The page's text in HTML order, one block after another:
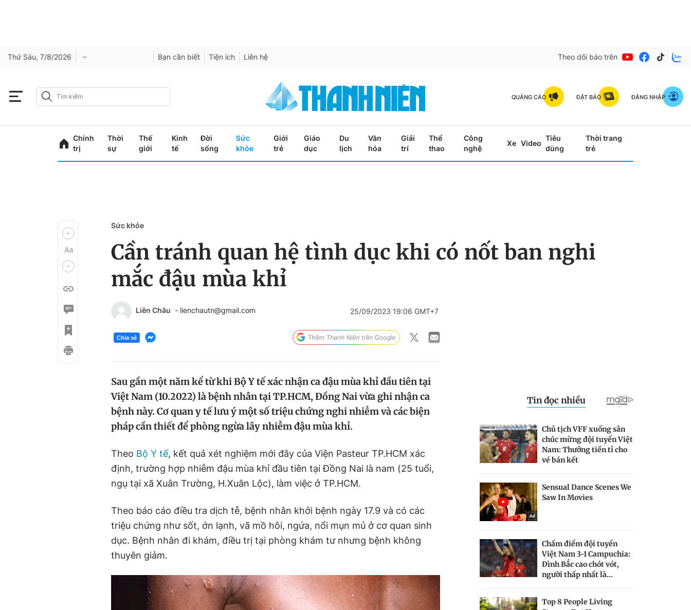
Thứ Sáu, 7/8/2026 Bạn cần biết Tiện ích Liên hệ Theo dõi báo trên
QUẢNG CÁO ĐẶT BÁO ĐĂNG NHẬP
Chính
trị
Thời
sự
Thế
giới
Kinh
tế
Đời
sống
Sức
khỏe
Giới
trẻ
Giáo
dục
Du
lịch
Văn
hóa
Giải
trí
Thể
thao
Công
nghệ
Xe Video
Tiêu
dùng
Thời trang
trẻ
Sức khỏe
Cần tránh quan hệ tình dục khi có nốt ban nghi
mắc đậu mùa khỉ
Liên Châu - lienchautn@gmail.com 25/09/2023 19:06 GMT+7
Chia sẻ
Sau gần một năm kể từ khi Bộ Y tế xác nhận ca đậu mùa khỉ đầu tiên tại
Việt Nam (10.2022) là bệnh nhân tại TP.HCM, Đồng Nai vừa ghi nhận ca
bệnh này. Cơ quan y tế lưu ý một số triệu chứng nghi nhiễm và các biện
pháp cần thiết để phòng ngừa lây nhiễm đậu mùa khỉ.
Theo Bộ Y tế, kết quả xét nghiệm mới đây của Viện Pasteur TP.HCM xác
định, trường hợp nhiễm đậu mùa khỉ đầu tiên tại Đồng Nai là nam (25 tuổi,
ngụ tại xã Xuân Trường, H.Xuân Lộc), làm việc ở TP.HCM.
Theo báo cáo điều tra dịch tễ, bệnh nhân khởi bệnh ngày 17.9 và có các
triệu chứng như sốt, ớn lạnh, vã mồ hôi, ngứa, nổi mụn mủ ở cơ quan sinh
dục. Bệnh nhân đi khám, điều trị tại phòng khám tư nhưng bệnh không
thuyên giảm.